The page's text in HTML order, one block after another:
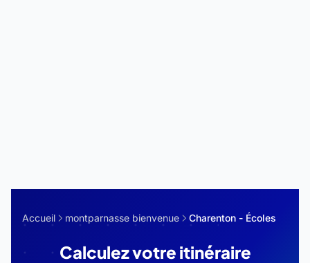
Accueil montparnasse bienvenue Charenton - Écoles
Calculez votre itinéraire